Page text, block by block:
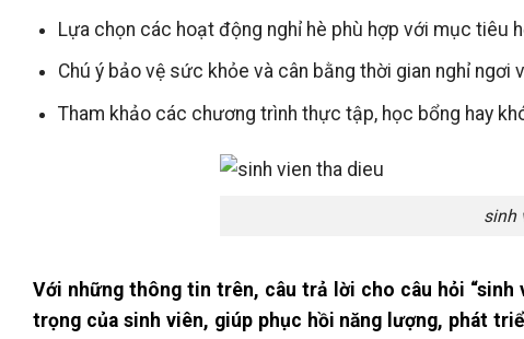
Lựa chọn các hoạt động nghỉ hè phù hợp với mục tiêu
Chú ý bảo vệ sức khỏe và cân bằng thời gian nghỉ ngơi
Tham khảo các chương trình thực tập, học bổng hay
sinh
Với những thông tin trên, câu trả lời cho câu hỏi “sinh
trọng của sinh viên, giúp phục hồi năng lượng, phát